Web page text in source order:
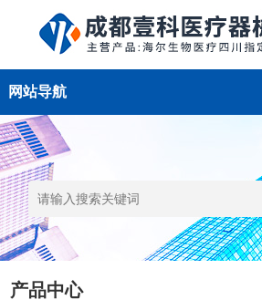
网站导航
产品中心